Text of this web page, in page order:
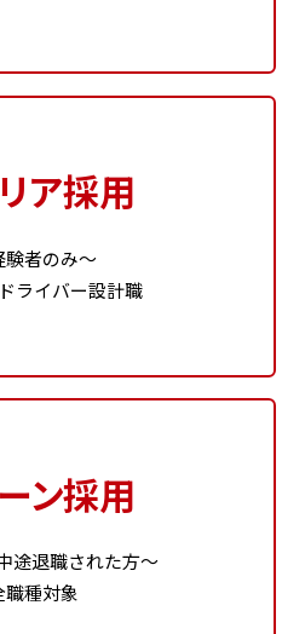
ア採用
験者のみ～
ライバー設計職
ン採用
途退職された方～
職種対象